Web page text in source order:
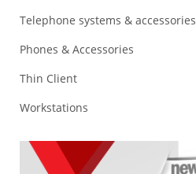
Telephone systems & accessories
Phones & Accessories
Thin Client
Workstations